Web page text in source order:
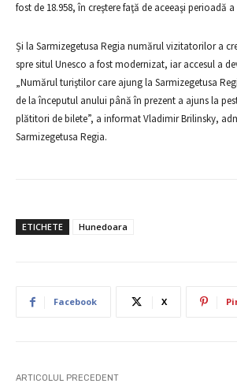
fost de 18.958, în creştere faţă de aceeaşi perioadă
Și la Sarmizegetusa Regia numărul vizitatorilor a
spre situl Unesco a fost modernizat, iar accesul a
„Numărul turiştilor care ajung la Sarmizegetusa
de la începutul anului până în prezent a ajuns la
plătitori de bilete”, a informat Vladimir Brilinsky,
Sarmizegetusa Regia.
ETICHETE Hunedoara
Facebook X
ARTICOLUL PRECEDENT